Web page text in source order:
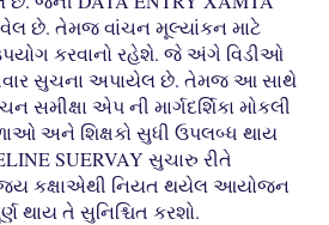
છે. તેમજ વાંચન મૂલ્યાંકન માટે
કરવાનો રહેશે. જે અંગે વિડીઓ
સુચના અપાયેલ છે. તેમજ આ સાથે
સમીક્ષા એપ ની માર્ગદર્શિકા મોકલી
અને શિક્ષકો સુધી ઉપલબ્ધ થાય
SUERVAY સુચારુ રીતે
કક્ષાએથી નિયત થયેલ આયોજન
થાય તે સુનિશ્ચિત કરશો.